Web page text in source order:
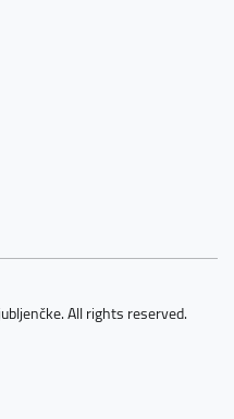
All rights reserved.